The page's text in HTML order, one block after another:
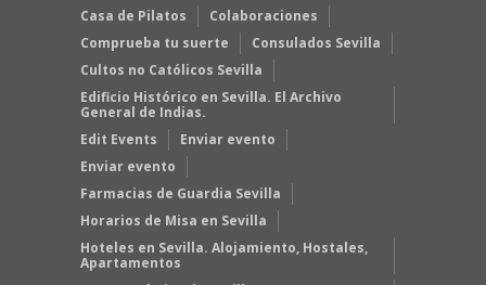
Casa de Pilatos
Colaboraciones
Comprueba tu suerte
Consulados Sevilla
Cultos no Católicos Sevilla
Edificio Histórico en Sevilla. El Archivo
General de Indias.
Edit Events
Enviar evento
Enviar evento
Farmacias de Guardia Sevilla
Horarios de Misa en Sevilla
Hoteles en Sevilla. Alojamiento, Hostales,
Apartamentos